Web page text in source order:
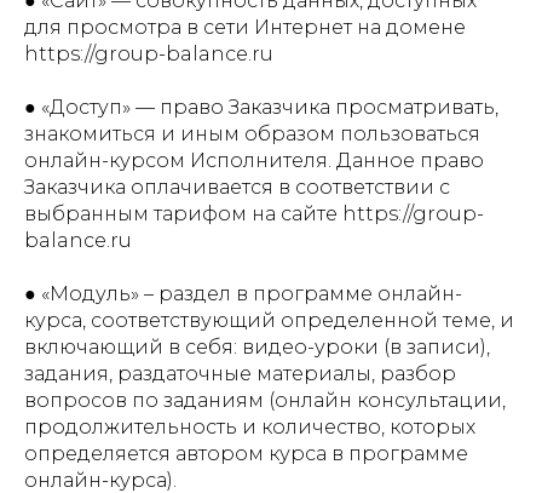
для просмотра в сети Интернет на домене
https://group-balance.ru
● «Доступ» — право Заказчика просматривать,
знакомиться и иным образом пользоваться
онлайн-курсом Исполнителя. Данное право
Заказчика оплачивается в соответствии с
выбранным тарифом на сайте https://group-
balance.ru
● «Модуль» – раздел в программе онлайн-
курса, соответствующий определенной теме, и
включающий в себя: видео-уроки (в записи),
задания, раздаточные материалы, разбор
вопросов по заданиям (онлайн консультации,
продолжительность и количество, которых
определяется автором курса в программе
онлайн-курса).